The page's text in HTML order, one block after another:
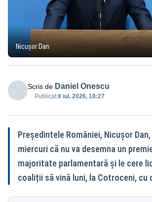
Nicușor Dan
Scris de Daniel Onescu
Publicat:8 iul. 2026, 18:27
Președintele României, Nicușor
miercuri că nu va desemna un
majoritate parlamentară și le cere
coaliții să vină luni, la Cotroceni, cu